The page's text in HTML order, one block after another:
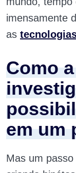
imensamente
as
Como
em um
Mas um